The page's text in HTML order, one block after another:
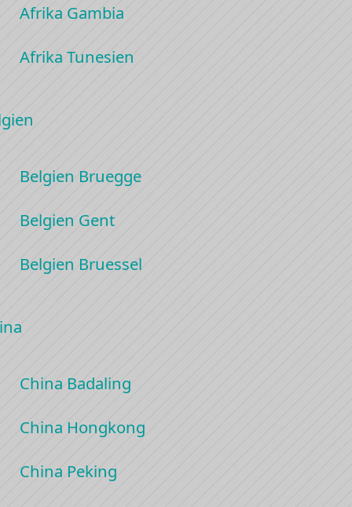
Afrika Gambia
Afrika Tunesien
Belgien Bruegge
Belgien Gent
Belgien Bruessel
China Badaling
China Hongkong
China Peking